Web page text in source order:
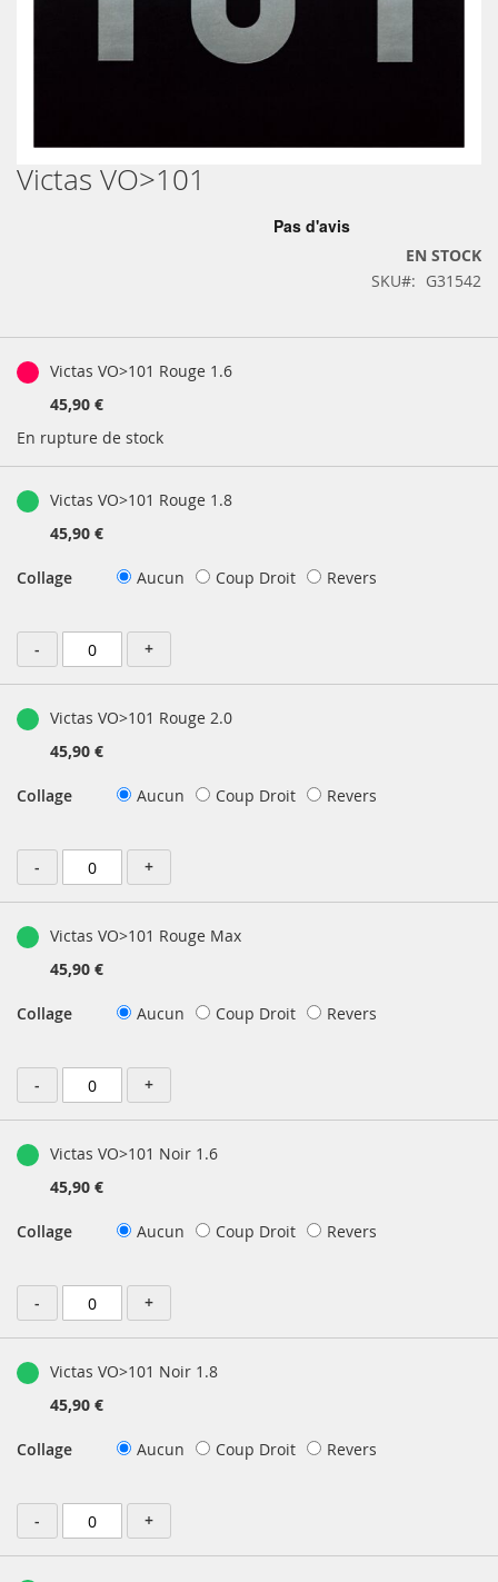
Skip
to
Victas VO>101
EN STOCK
SKU
G31542
groupésVictas VO>101 Rouge 1.6
45,90 €
En rupture de stock
Victas VO>101 Rouge 1.8
45,90 €
Collage Aucun Coup Droit Revers
- +
Victas VO>101 Rouge 2.0
45,90 €
Collage Aucun Coup Droit Revers
- +
Victas VO>101 Rouge Max
45,90 €
Collage Aucun Coup Droit Revers
- +
Victas VO>101 Noir 1.6
45,90 €
Collage Aucun Coup Droit Revers
- +
Victas VO>101 Noir 1.8
45,90 €
Collage Aucun Coup Droit Revers
- +